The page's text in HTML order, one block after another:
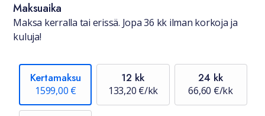
Maksuaika
Maksa kerralla tai erissä. Jopa 36 kk ilman korkoja ja
kuluja!
Kertamaksu
1599,00 €
12 kk
133,20 €/kk
24 kk
66,60 €/kk